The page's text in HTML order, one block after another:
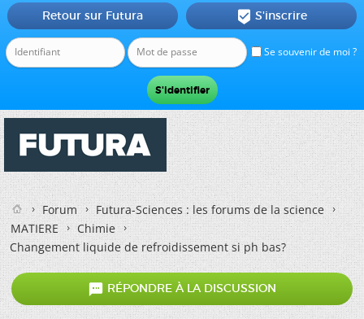
Se souvenir de moi ?
Retour sur Futura  S'inscrire
Forum
Futura-Sciences : les forums de la science
MATIERE
Chimie
Changement liquide de refroidissement si ph bas?
 RÉPONDRE À LA DISCUSSION